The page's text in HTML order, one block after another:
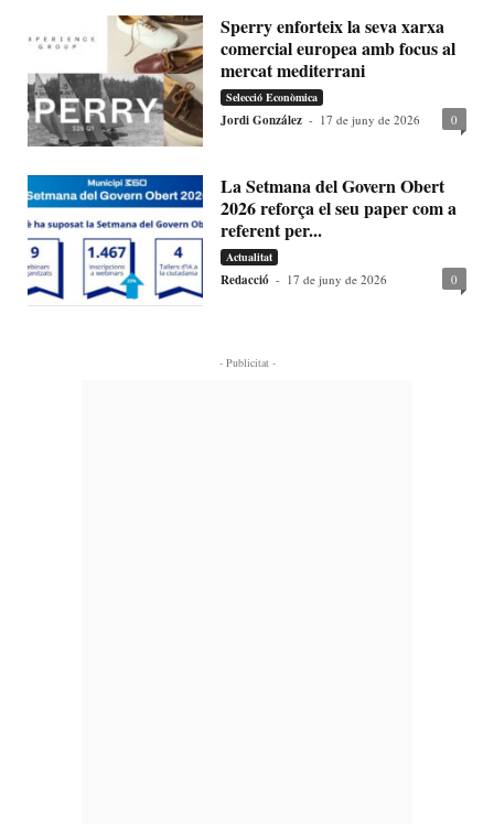
Sperry enforteix la seva xarxa
comercial europea amb focus al
mercat mediterrani
Selecció Econòmica
Jordi González - 17 de juny de 2026 0
La Setmana del Govern Obert
2026 reforça el seu paper com a
referent per...
Actualitat
Redacció - 17 de juny de 2026 0
- Publicitat -